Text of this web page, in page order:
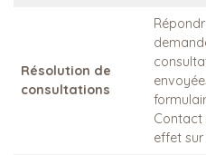
Résolution de
consultations
effet sur